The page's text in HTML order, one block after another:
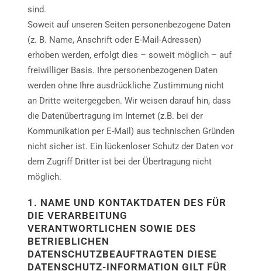
sind.
Soweit auf unseren Seiten personenbezogene Daten
(z. B. Name, Anschrift oder E-Mail-Adressen)
erhoben werden, erfolgt dies – soweit möglich – auf
freiwilliger Basis. Ihre personenbezogenen Daten
werden ohne Ihre ausdrückliche Zustimmung nicht
an Dritte weitergegeben. Wir weisen darauf hin, dass
die Datenübertragung im Internet (z.B. bei der
Kommunikation per E-Mail) aus technischen Gründen
nicht sicher ist. Ein lückenloser Schutz der Daten vor
dem Zugriff Dritter ist bei der Übertragung nicht
möglich.
1. NAME UND KONTAKTDATEN DES FÜR
DIE VERARBEITUNG
VERANTWORTLICHEN SOWIE DES
BETRIEBLICHEN
DATENSCHUTZBEAUFTRAGTEN DIESE
DATENSCHUTZ-INFORMATION GILT FÜR